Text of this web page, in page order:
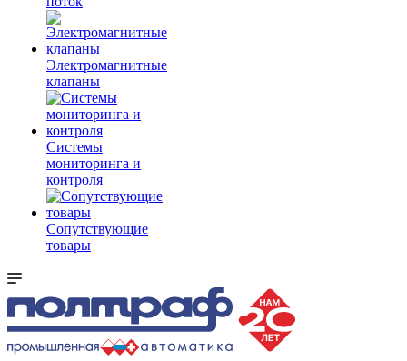
Электромагнитные
клапаны
Системы
мониторинга и
контроля
Сопутствующие
товары